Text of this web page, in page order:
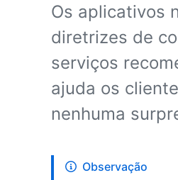
Os aplicativos
diretrizes de
serviços
ajuda os
nenhuma
Observação